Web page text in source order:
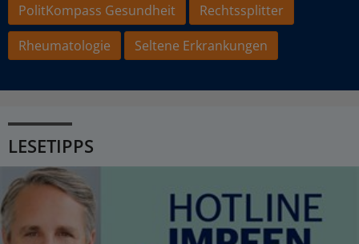
PolitKompass Gesundheit
Rechtssplitter
Rheumatologie
Seltene Erkrankungen
LESETIPPS